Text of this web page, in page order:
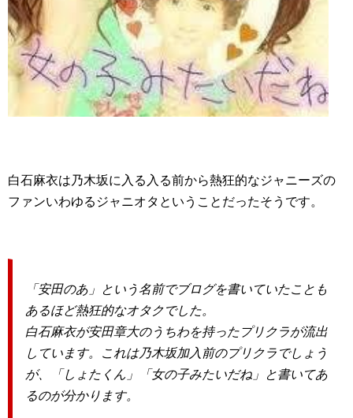
白石麻衣は乃木坂に入る入る前から熱狂的なジャニーズの
ファンいわゆるジャニオタということだったそうです。
「安田のあ」という名前でブログを書いていたことも
あるほど熱狂的なオタクでした。
白石麻衣が安田章大のうちわを持ったプリクラが流出
しています。これは乃木坂加入前のプリクラでしょう
が、「しょたくん」「女の子みたいだね」と書いてあ
るのが分かります。